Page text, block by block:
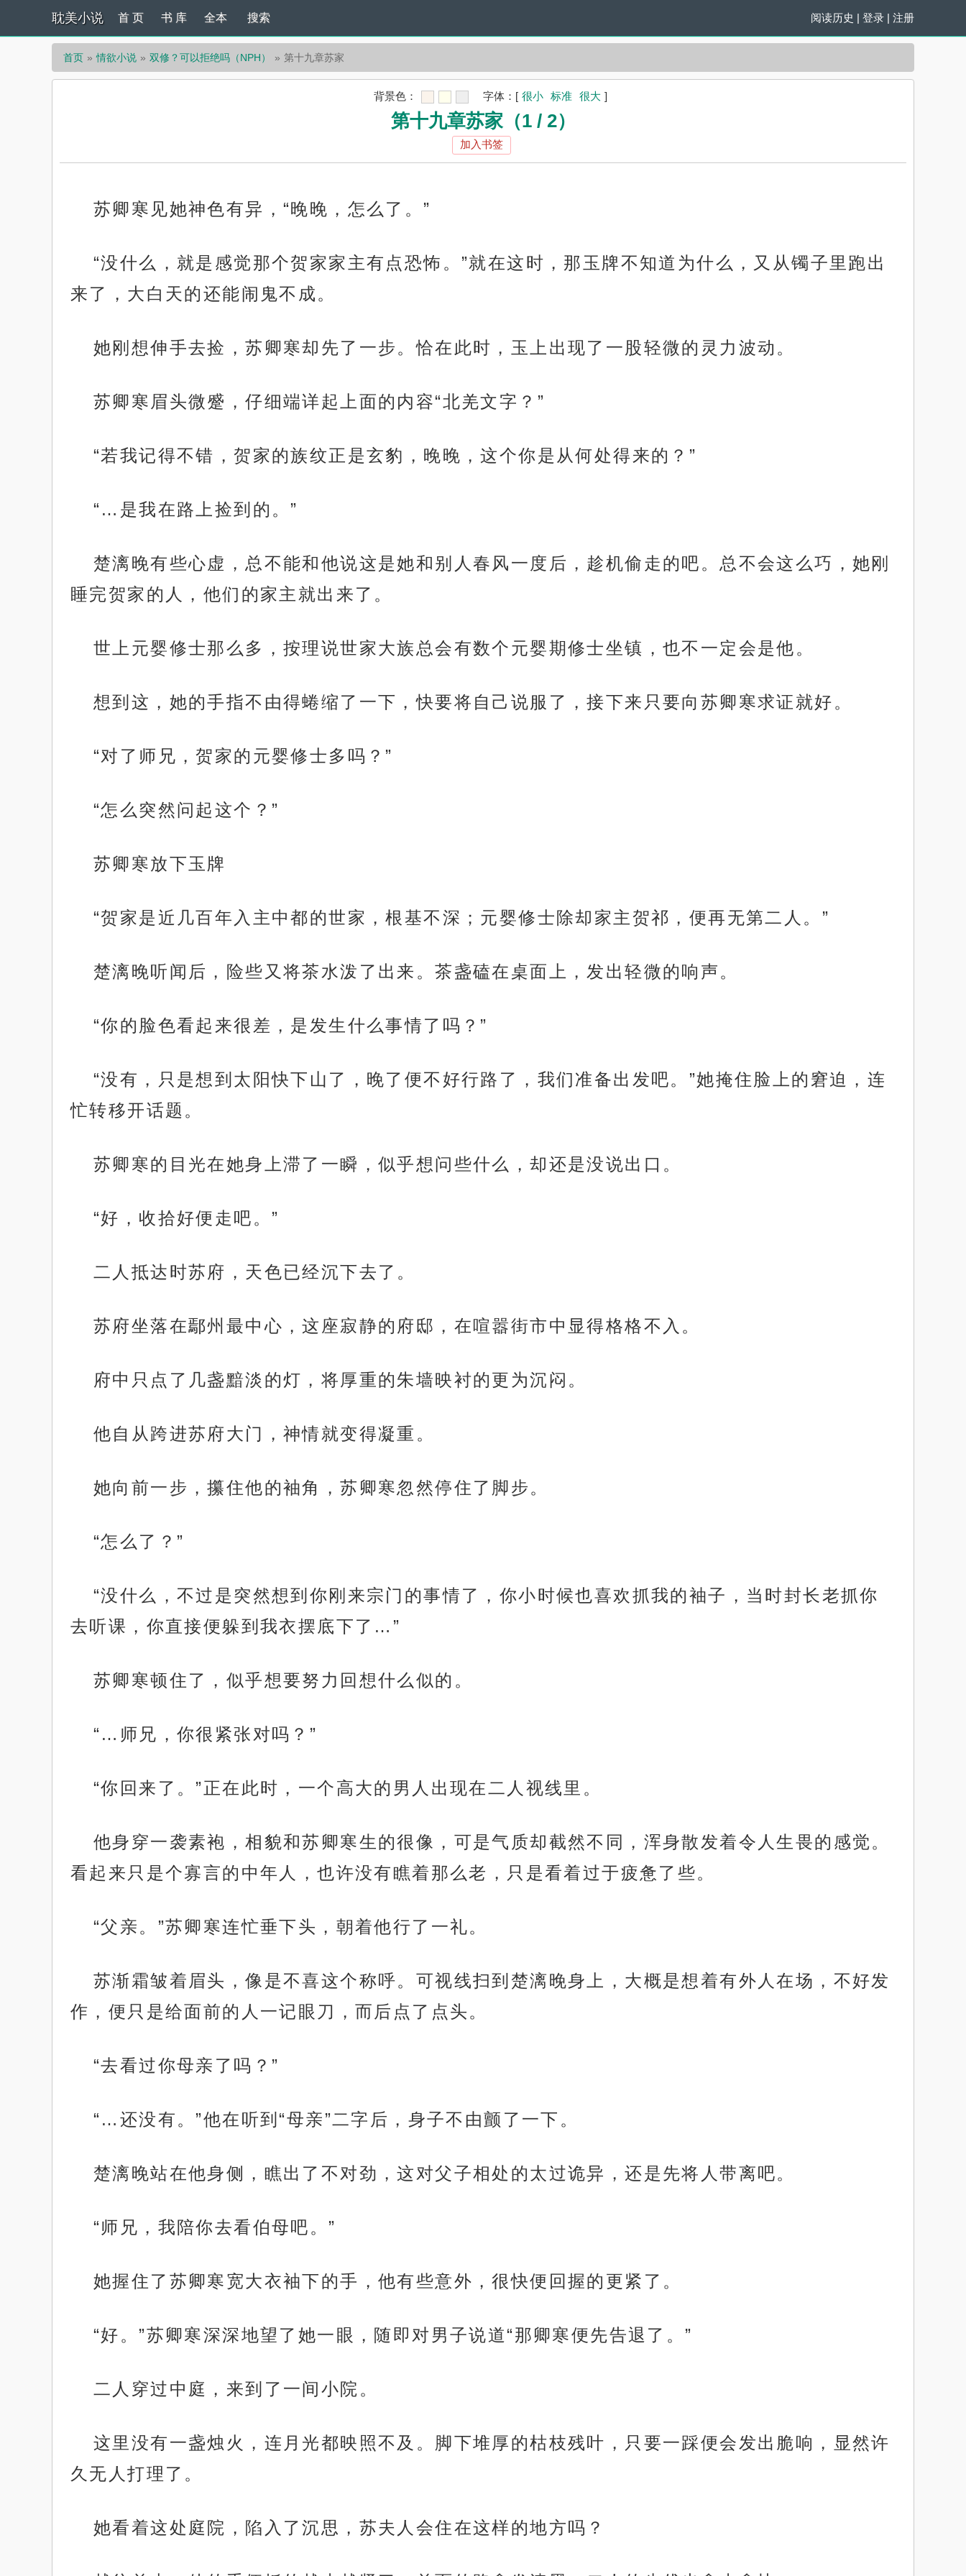
耽美小说 阅读历史 | 登录 | 注册
首 页 书 库 全本 搜索
首页 情欲小说 双修？可以拒绝吗（NPH） 第十九章苏家
背景色： 字体： [ 很小 标准 很大 ]
第十九章苏家（1 / 2）
加入书签
苏卿寒见她神色有异，“晚晚，怎么了。”
“没什么，就是感觉那个贺家家主有点恐怖。”就在这时，那玉牌不知道为什么，又从镯子里跑出
来了，大白天的还能闹鬼不成。
她刚想伸手去捡，苏卿寒却先了一步。恰在此时，玉上出现了一股轻微的灵力波动。
苏卿寒眉头微蹙，仔细端详起上面的内容“北羌文字？”
“若我记得不错，贺家的族纹正是玄豹，晚晚，这个你是从何处得来的？”
“…是我在路上捡到的。”
楚漓晚有些心虚，总不能和他说这是她和别人春风一度后，趁机偷走的吧。总不会这么巧，她刚
睡完贺家的人，他们的家主就出来了。
世上元婴修士那么多，按理说世家大族总会有数个元婴期修士坐镇，也不一定会是他。
想到这，她的手指不由得蜷缩了一下，快要将自己说服了，接下来只要向苏卿寒求证就好。
“对了师兄，贺家的元婴修士多吗？”
“怎么突然问起这个？”
苏卿寒放下玉牌
“贺家是近几百年入主中都的世家，根基不深；元婴修士除却家主贺祁，便再无第二人。”
楚漓晚听闻后，险些又将茶水泼了出来。茶盏磕在桌面上，发出轻微的响声。
“你的脸色看起来很差，是发生什么事情了吗？”
“没有，只是想到太阳快下山了，晚了便不好行路了，我们准备出发吧。”她掩住脸上的窘迫，连
忙转移开话题。
苏卿寒的目光在她身上滞了一瞬，似乎想问些什么，却还是没说出口。
“好，收拾好便走吧。”
二人抵达时苏府，天色已经沉下去了。
苏府坐落在鄢州最中心，这座寂静的府邸，在喧嚣街市中显得格格不入。
府中只点了几盏黯淡的灯，将厚重的朱墙映衬的更为沉闷。
他自从跨进苏府大门，神情就变得凝重。
她向前一步，攥住他的袖角，苏卿寒忽然停住了脚步。
“怎么了？”
“没什么，不过是突然想到你刚来宗门的事情了，你小时候也喜欢抓我的袖子，当时封长老抓你
去听课，你直接便躲到我衣摆底下了…”
苏卿寒顿住了，似乎想要努力回想什么似的。
“…师兄，你很紧张对吗？”
“你回来了。”正在此时，一个高大的男人出现在二人视线里。
他身穿一袭素袍，相貌和苏卿寒生的很像，可是气质却截然不同，浑身散发着令人生畏的感觉。
看起来只是个寡言的中年人，也许没有瞧着那么老，只是看着过于疲惫了些。
“父亲。”苏卿寒连忙垂下头，朝着他行了一礼。
苏渐霜皱着眉头，像是不喜这个称呼。可视线扫到楚漓晚身上，大概是想着有外人在场，不好发
作，便只是给面前的人一记眼刀，而后点了点头。
“去看过你母亲了吗？”
“…还没有。”他在听到“母亲”二字后，身子不由颤了一下。
楚漓晚站在他身侧，瞧出了不对劲，这对父子相处的太过诡异，还是先将人带离吧。
“师兄，我陪你去看伯母吧。”
她握住了苏卿寒宽大衣袖下的手，他有些意外，很快便回握的更紧了。
“好。”苏卿寒深深地望了她一眼，随即对男子说道“那卿寒便先告退了。”
二人穿过中庭，来到了一间小院。
这里没有一盏烛火，连月光都映照不及。脚下堆厚的枯枝残叶，只要一踩便会发出脆响，显然许
久无人打理了。
她看着这处庭院，陷入了沉思，苏夫人会住在这样的地方吗？